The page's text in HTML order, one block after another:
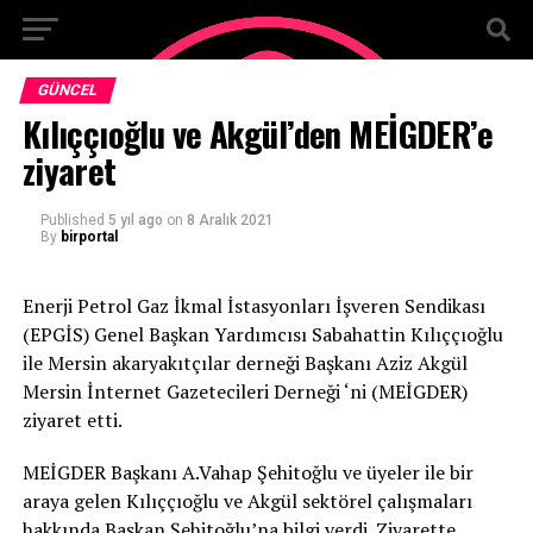
GÜNCEL
Kılıççıoğlu ve Akgül’den MEİGDER’e
ziyaret
Published 5 yıl ago on 8 Aralık 2021
By birportal
Enerji Petrol Gaz İkmal İstasyonları İşveren Sendikası
(EPGİS) Genel Başkan Yardımcısı Sabahattin Kılıççıoğlu
ile Mersin akaryakıtçılar derneği Başkanı Aziz Akgül
Mersin İnternet Gazetecileri Derneği ‘ni (MEİGDER)
ziyaret etti.
MEİGDER Başkanı A.Vahap Şehitoğlu ve üyeler ile bir
araya gelen Kılıççıoğlu ve Akgül sektörel çalışmaları